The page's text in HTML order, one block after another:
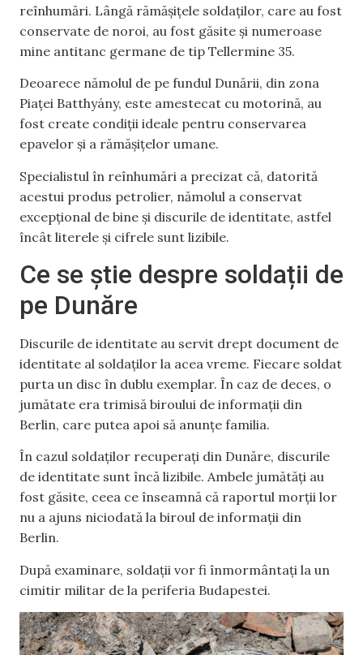
reînhumări. Lângă rămășițele soldaților, care au fost
conservate de noroi, au fost găsite și numeroase
mine antitanc germane de tip Tellermine 35.
Deoarece nămolul de pe fundul Dunării, din zona
Piaței Batthyány, este amestecat cu motorină, au
fost create condiții ideale pentru conservarea
epavelor și a rămășițelor umane.
Specialistul în reînhumări a precizat că, datorită
acestui produs petrolier, nămolul a conservat
excepțional de bine și discurile de identitate, astfel
încât literele și cifrele sunt lizibile.
Ce se știe despre soldații de
pe Dunăre
Discurile de identitate au servit drept document de
identitate al soldaților la acea vreme. Fiecare soldat
purta un disc în dublu exemplar. În caz de deces, o
jumătate era trimisă biroului de informații din
Berlin, care putea apoi să anunțe familia.
În cazul soldaților recuperați din Dunăre, discurile
de identitate sunt încă lizibile. Ambele jumătăți au
fost găsite, ceea ce înseamnă că raportul morții lor
nu a ajuns niciodată la biroul de informații din
Berlin.
După examinare, soldații vor fi înmormântați la un
cimitir militar de la periferia Budapestei.